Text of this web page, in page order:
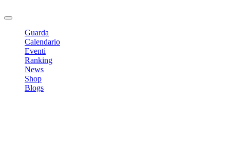
Guarda
Calendario
Eventi
Ranking
News
Shop
Blogs